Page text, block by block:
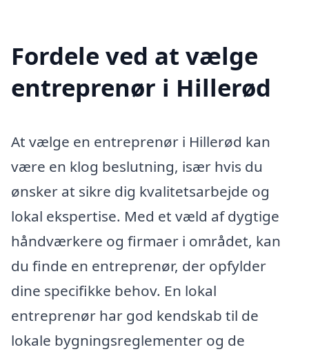
Fordele ved at vælge
entreprenør i Hillerød
At vælge en entreprenør i Hillerød kan
være en klog beslutning, især hvis du
ønsker at sikre dig kvalitetsarbejde og
lokal ekspertise. Med et væld af dygtige
håndværkere og firmaer i området, kan
du finde en entreprenør, der opfylder
dine specifikke behov. En lokal
entreprenør har god kendskab til de
lokale bygningsreglementer og de